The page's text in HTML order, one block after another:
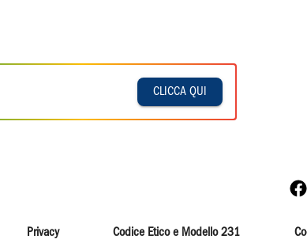
CLICCA QUI
Privacy Codice Etico e Modello 231